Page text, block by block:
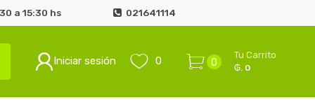
a 15:30 hs 021641114
Iniciar sesión 0 0
Tu Carrito
₲. 0